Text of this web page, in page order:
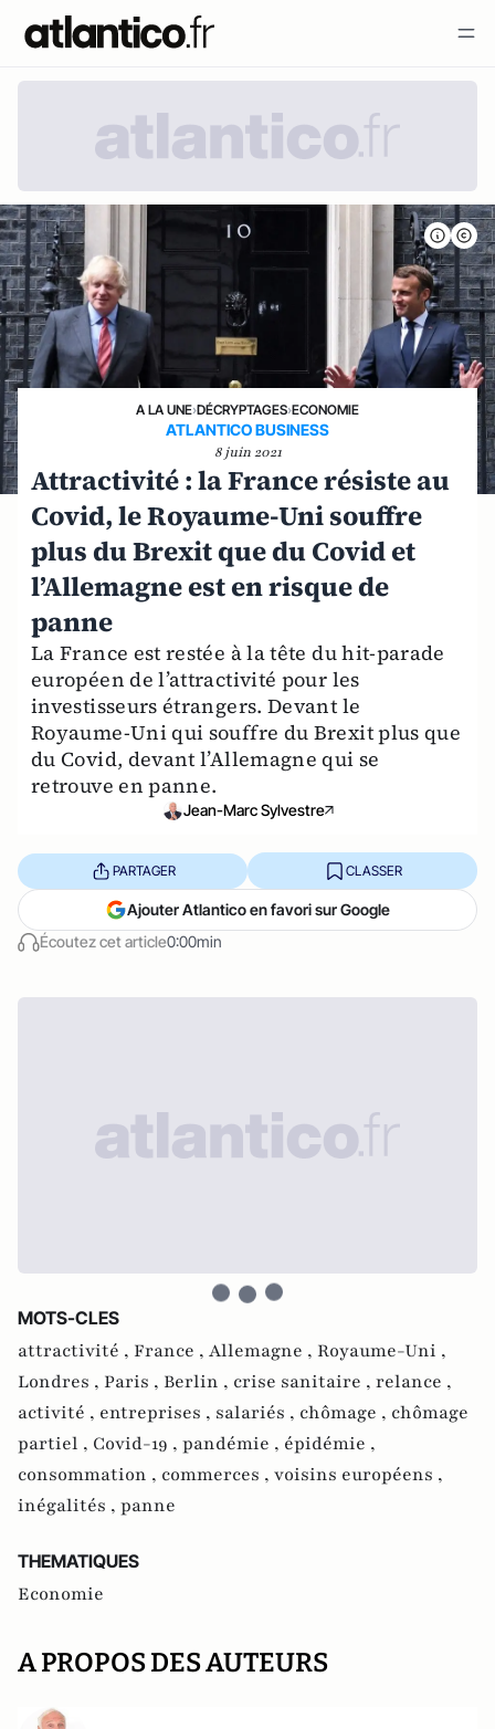
A LA UNE›DÉCRYPTAGES›ECONOMIE
ATLANTICO BUSINESS
8 juin 2021
Attractivité : la France résiste au
Covid, le Royaume-Uni souffre
plus du Brexit que du Covid et
l’Allemagne est en risque de
panne
La France est restée à la tête du hit-parade
européen de l’attractivité pour les
investisseurs étrangers. Devant le
Royaume-Uni qui souffre du Brexit plus que
du Covid, devant l’Allemagne qui se
retrouve en panne.
Jean-Marc Sylvestre
Écoutez cet article0:00min
PARTAGER CLASSER
Ajouter Atlantico en favori sur Google
MOTS-CLES
attractivité , France , Allemagne , Royaume-Uni ,
Londres , Paris , Berlin , crise sanitaire , relance ,
activité , entreprises , salariés , chômage , chômage
partiel , Covid-19 , pandémie , épidémie ,
consommation , commerces , voisins européens ,
inégalités , panne
THEMATIQUES
Economie
A PROPOS DES AUTEURS